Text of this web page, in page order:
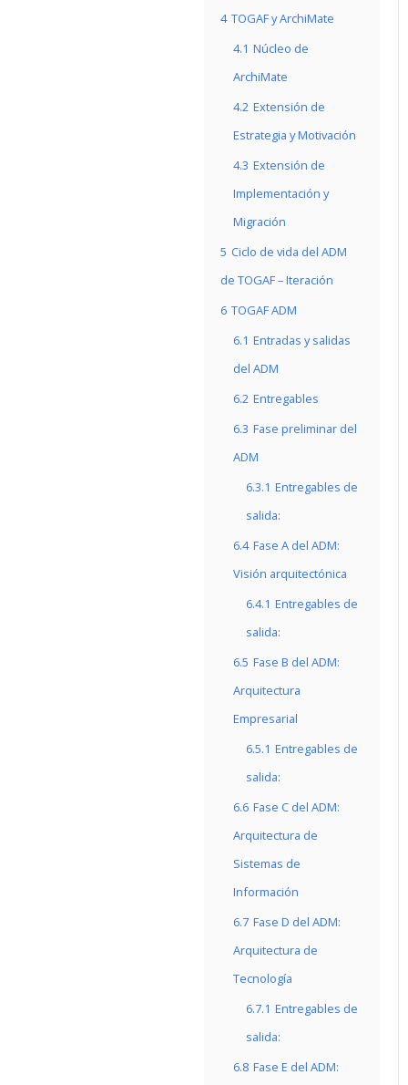
4 TOGAF y ArchiMate
4.1 Núcleo de
ArchiMate
4.2 Extensión de
Estrategia y Motivación
4.3 Extensión de
Implementación y
Migración
5 Ciclo de vida del ADM
de TOGAF – Iteración
6 TOGAF ADM
6.1 Entradas y salidas
del ADM
6.2 Entregables
6.3 Fase preliminar del
ADM
6.3.1 Entregables de
salida:
6.4 Fase A del ADM:
Visión arquitectónica
6.4.1 Entregables de
salida:
6.5 Fase B del ADM:
Arquitectura
Empresarial
6.5.1 Entregables de
salida:
6.6 Fase C del ADM:
Arquitectura de
Sistemas de
Información
6.7 Fase D del ADM:
Arquitectura de
Tecnología
6.7.1 Entregables de
salida:
6.8 Fase E del ADM: